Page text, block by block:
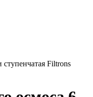
Filtrons